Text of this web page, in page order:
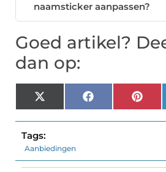
naamsticker aanpassen?
Goed artikel?
dan op:
X
(Twitter)
Facebook
Tags:
Aanbiedingen